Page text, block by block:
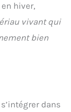
hiver,
vivant qui
bien
dans